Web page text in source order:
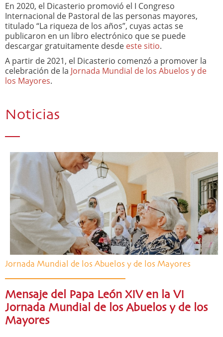
En 2020, el Dicasterio promovió el I Congreso
Internacional de Pastoral de las personas mayores,
titulado “La riqueza de los años”, cuyas actas se
publicaron en un libro electrónico que se puede
descargar gratuitamente desde este sitio.
A partir de 2021, el Dicasterio comenzó a promover la
celebración de la Jornada Mundial de los Abuelos y de
los Mayores.
Noticias
Jornada Mundial de los Abuelos y de los Mayores
Mensaje del Papa León XIV en la VI
Jornada Mundial de los Abuelos y de los
Mayores